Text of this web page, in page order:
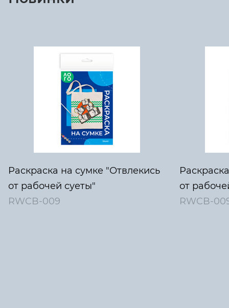
Раскраска на сумке "Отвлекись
от рабочей суеты"
RWCB-009
от
RWCB-